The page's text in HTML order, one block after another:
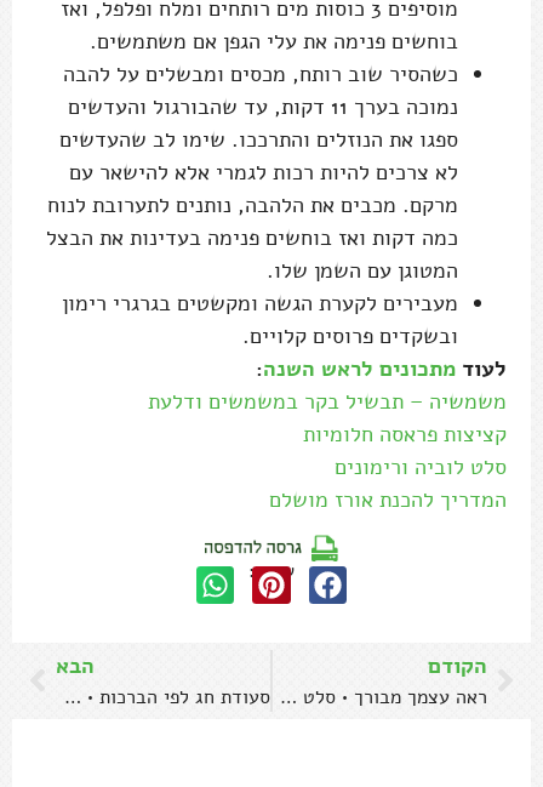
מוסיפים 3 כוסות מים רותחים ומלח ופלפל, ואז
בוחשים פנימה את עלי הגפן אם משתמשים.
כשהסיר שוב רותח, מכסים ומבשלים על להבה
נמוכה בערך 11 דקות, עד שהבורגול והעדשים
ספגו את הנוזלים והתרככו. שימו לב שהעדשים
לא צרכים להיות רכות לגמרי אלא להישאר עם
מרקם. מכבים את הלהבה, נותנים לתערובת לנוח
כמה דקות ואז בוחשים פנימה בעדינות את הבצל
המטוגן עם השמן שלו.
מעבירים לקערת הגשה ומקשטים בגרגרי רימון
ובשקדים פרוסים קלויים.
לעוד מתכונים לראש השנה:
משמשיה – תבשיל בקר במשמשים ודלעת
קציצות פראסה חלומיות
סלט לוביה ורימונים
המדריך להכנת אורז מושלם
שתפו:
הקודם
ראה עצמך מבורך • סלט לוביה, רימונים ותמרים
הבא
סעודת חג לפי הברכות • 4 מתכונים לראש השנה